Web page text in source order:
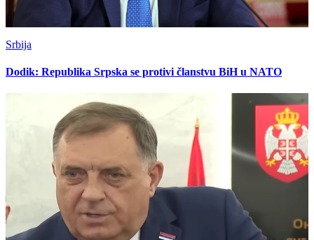
Srbija
Dodik: Republika Srpska se protivi članstvu BiH u NATO